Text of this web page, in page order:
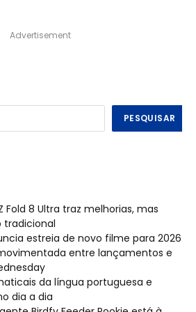
Advertisement
PESQUISAR
Fold 8 Ultra traz melhorias, mas
estreia de novo filme para 2026
entre lançamentos e
da língua portuguesa e
dia a dia